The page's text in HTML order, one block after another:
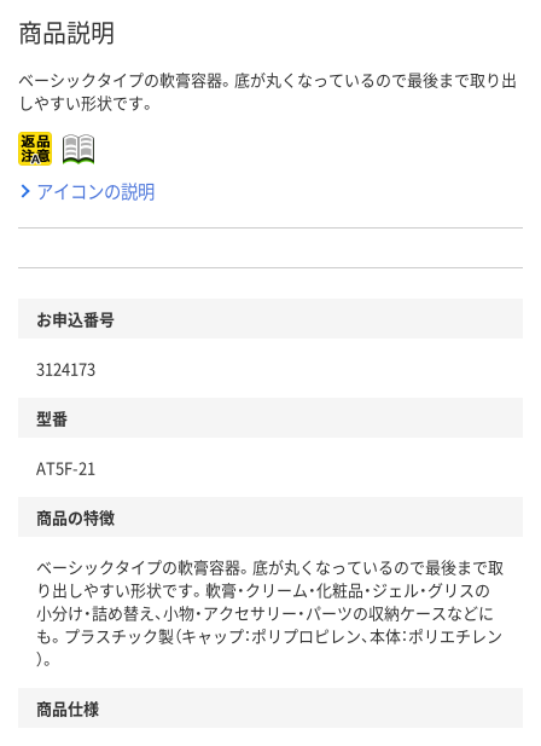
商品説明
ベーシックタイプの軟膏容器。底が丸くなっているので最後まで取り出
しやすい形状です。
アイコンの説明
お申込番号
3124173
型番
AT5F-21
商品の特徴
ベーシックタイプの軟膏容器。底が丸くなっているので最後まで取
り出しやすい形状です。軟膏・クリーム・化粧品・ジェル・グリスの
小分け・詰め替え、小物・アクセサリー・パーツの収納ケースなどに
も。プラスチック製（キャップ：ポリプロピレン、本体：ポリエチレン
）。
商品仕様